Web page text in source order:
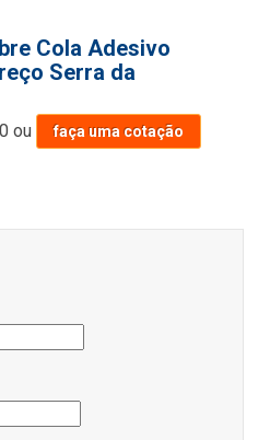
Cola Adesivo
Serra da
ou faça uma cotação